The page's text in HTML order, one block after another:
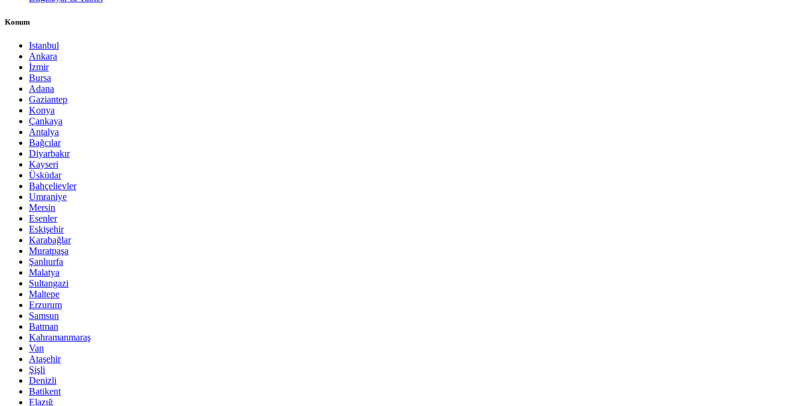
Konum
Istanbul
Ankara
İzmir
Bursa
Adana
Gaziantep
Konya
Çankaya
Antalya
Bağcılar
Diyarbakır
Kayseri
Üsküdar
Bahçelievler
Umraniye
Mersin
Esenler
Eskişehir
Karabağlar
Muratpaşa
Şanlıurfa
Malatya
Sultangazi
Maltepe
Erzurum
Samsun
Batman
Kahramanmaraş
Van
Ataşehir
Şişli
Denizli
Batikent
Elazığ